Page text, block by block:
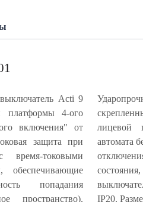
выключатель Acti 9
платформы 4-ого
включения" от
защита при
время-токовыми
обеспечивающие
попадания
пространство).
с монолитной
срабатывание
аварийного
индикатора
автоматического
защиты автомата
IP20.